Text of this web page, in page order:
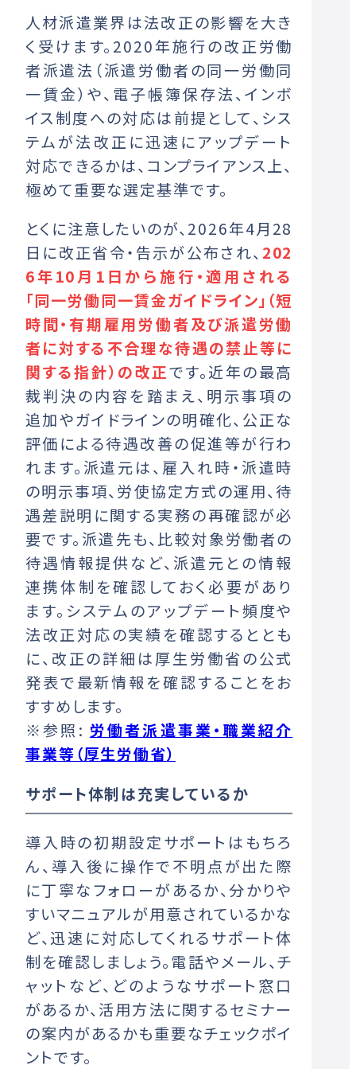
人材派遣業界は法改正の影響を大き
く受けます。2020年施行の改正労働
者派遣法（派遣労働者の同一労働同
一賃金）や、電子帳簿保存法、インボ
イス制度への対応は前提として、シス
テムが法改正に迅速にアップデート
対応できるかは、コンプライアンス上、
極めて重要な選定基準です。
とくに注意したいのが、2026年4月28
日に改正省令・告示が公布され、 202
6年10月1日から施行・適用される
「同一労働同一賃金ガイドライン」（短
時間・有期雇用労働者及び派遣労働
者に対する不合理な待遇の禁止等に
関する指針）の改正です。近年の最高
裁判決の内容を踏まえ、明示事項の
追加やガイドラインの明確化、公正な
評価による待遇改善の促進等が行わ
れます。派遣元は、雇入れ時・派遣時
の明示事項、労使協定方式の運用、待
遇差説明に関する実務の再確認が必
要です。派遣先も、比較対象労働者の
待遇情報提供など、派遣元との情報
連携体制を確認しておく必要があり
ます。システムのアップデート頻度や
法改正対応の実績を確認するととも
に、改正の詳細は厚生労働省の公式
発表で最新情報を確認することをお
すすめします。
※参照: 労働者派遣事業・職業紹介
事業等（厚生労働省）
サポート体制は充実しているか
導入時の初期設定サポートはもちろ
ん、導入後に操作で不明点が出た際
に丁寧なフォローがあるか、分かりや
すいマニュアルが用意されているかな
ど、迅速に対応してくれるサポート体
制を確認しましょう。電話やメール、チ
ャットなど、どのようなサポート窓口
があるか、活用方法に関するセミナー
の案内があるかも重要なチェックポイ
ントです。